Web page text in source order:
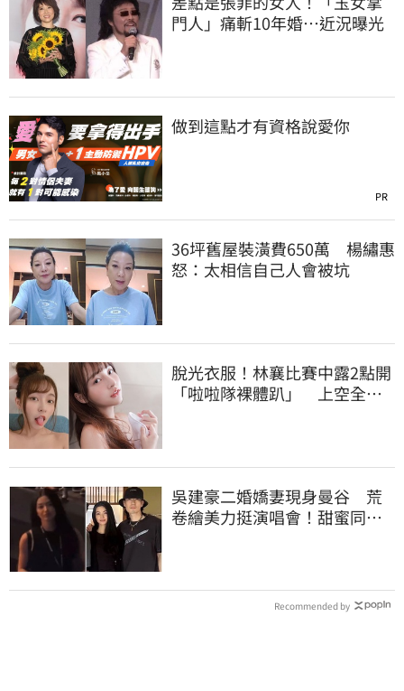
門人」痛斬10年婚…近況曝光
做到這點才有資格說愛你
PR
36坪舊屋裝潢費650萬 楊繡惠
怒：太相信自己人會被坑
脫光衣服！林襄比賽中露2點開
「啦啦隊裸體趴」 上空全裸
吳建豪二婚嬌妻現身曼谷 荒
卷繪美力挺演唱會！甜蜜同框
Recommended by